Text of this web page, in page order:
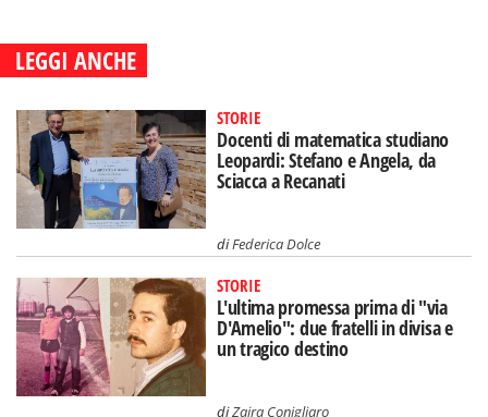
LEGGI ANCHE
STORIE
Docenti di matematica studiano
Leopardi: Stefano e Angela, da
Sciacca a Recanati
diFederica Dolce
STORIE
L'ultima promessa prima di "via
D'Amelio": due fratelli in divisa e
un tragico destino
diZaira Conigliaro